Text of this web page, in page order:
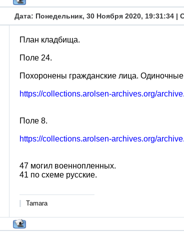
Дата: Понедельник, 30 Ноября 2020, 19:31:34 |
План кладбища.
Поле 24.
Похоронены гражданские лица.
https://collections.arolsen-archives.org/
Поле 8.
https://collections.arolsen-archives.org/
47 могил военнопленных.
41 по схеме русские.
Tamara